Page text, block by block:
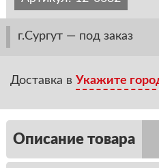
г.Сургут — под заказ
Доставка в Укажите
Описание товара